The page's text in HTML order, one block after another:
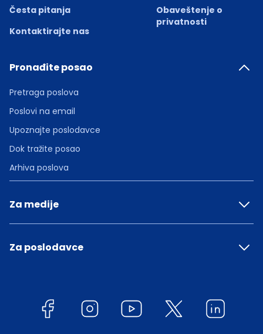
Česta pitanja
Kontaktirajte nas
Obaveštenje o
privatnosti
Pronađite posao
Pretraga poslova
Poslovi na email
Upoznajte poslodavce
Dok tražite posao
Arhiva poslova
Za medije
Za poslodavce